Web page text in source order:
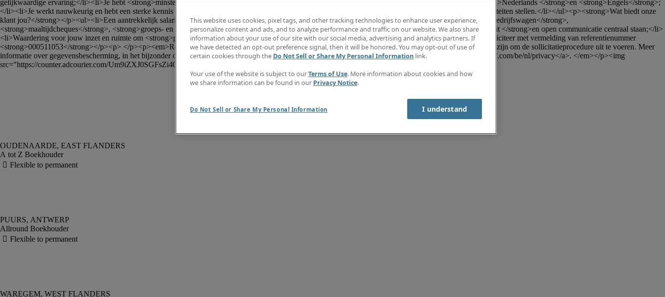
gelijkwaardige ervaring;</li><li>Je hebt <strong>minstens 2 jaar relevante ervaring</strong> binnen boekhouding;</li><li>Je communiceert vlot in het <strong>Nederlands </strong>en <strong>Engels</strong>;
</li><li>Je werkt nauwkeurig en hebt een sterke kennis van <strong>Excel</strong>;</li><li>Je bent <strong>analytisch </strong>ingesteld en kan goed prioriteiten stellen.</li></ul><p><strong>Wat biedt onze
klant jou?</strong></p><ul><li>Een aantrekkelijk salarispakket <strong>(€3.500 - €4.500) </strong>aangevuld met extralegale voordelen zoals een <strong>bedrijfswagen</strong>,
<strong>maaltijdcheques</strong>, <strong>groeps- en hospitalisatieverzekering;</strong></li><li>Een stimulerende werkomgeving waar <strong>collegialiteit </strong>en open communicatie centraal staan;</li>
<li>Waardering voor jouw inzet en ruimte om <strong>professioneel </strong>verder <strong>te groeien.</strong></li></ul><p>Interesse in deze functie? Solliciteer met vermelding van referentienummer
<strong>000511053</strong></p><p> </p><p><em>Robert Half BV en Robert Half Project Sourcing BV verwerken de gegevens van sollicitanten die nodig zijn om de sollicitatieprocedure uit te voeren. Meer
informatie over gegevensbescherming, in het bijzonder over uw rechten, vindt u op <a href="https://www.roberthalf.com/be/nl/privacy">https://www.roberthalf.com/be/nl/privacy</a>. </em></p><img
src="https://counter.adcourier.com/Um9iZXJ0SGFsZi40OTUzOS4xMDg5NUByaGlldXJvcGUuYXBsaXRyYWsuY29t.gif">
A tot Z Boekhouder
Allround Boekhouder
This website uses cookies, pixel tags, and other tracking technologies to enhance user experience,
personalize content and ads, and to analyze performance and traffic on our website. We also share
information about your use of our site with our social media, advertising and analytics partners. If
we have detected an opt-out preference signal, then it will be honored. You may opt-out of use of
certain cookies through the Do Not Sell or Share My Personal Information link.
Your use of the website is subject to ourTerms of Use. More information about cookies and how
we share information can be found in our Privacy Notice.
Do Not Sell or Share My Personal Information I understand